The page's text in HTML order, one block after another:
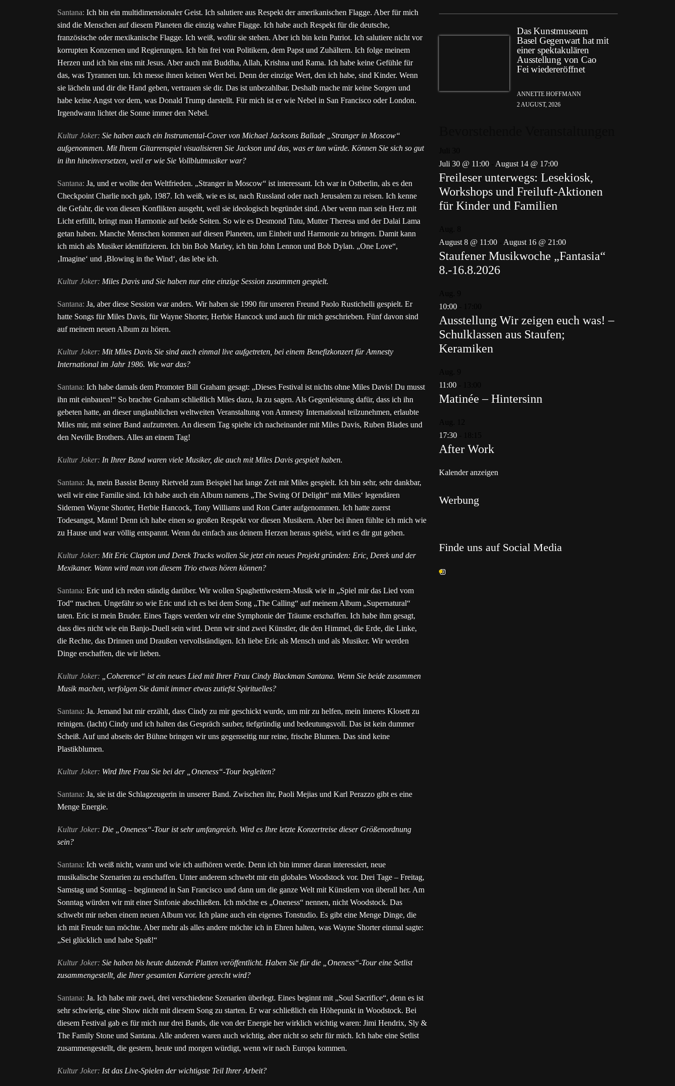
Santana: Ich bin ein multidimensionaler Geist. Ich salutiere aus Respekt der amerikanischen Flagge. Aber für mich
sind die Menschen auf diesem Planeten die einzig wahre Flagge. Ich habe auch Respekt für die deutsche,
französische oder mexikanische Flagge. Ich weiß, wofür sie stehen. Aber ich bin kein Patriot. Ich salutiere nicht vor
korrupten Konzernen und Regierungen. Ich bin frei von Politikern, dem Papst und Zuhältern. Ich folge meinem
Herzen und ich bin eins mit Jesus. Aber auch mit Buddha, Allah, Krishna und Rama. Ich habe keine Gefühle für
das, was Tyrannen tun. Ich messe ihnen keinen Wert bei. Denn der einzige Wert, den ich habe, sind Kinder. Wenn
sie lächeln und dir die Hand geben, vertrauen sie dir. Das ist unbezahlbar. Deshalb mache mir keine Sorgen und
habe keine Angst vor dem, was Donald Trump darstellt. Für mich ist er wie Nebel in San Francisco oder London.
Irgendwann lichtet die Sonne immer den Nebel.
Kultur Joker: Sie haben auch ein Instrumental-Cover von Michael Jacksons Ballade „Stranger in Moscow“
aufgenommen. Mit Ihrem Gitarrenspiel visualisieren Sie Jackson und das, was er tun würde. Können Sie sich so gut
in ihn hineinversetzen, weil er wie Sie Vollblutmusiker war?
Santana: Ja, und er wollte den Weltfrieden. „Stranger in Moscow“ ist interessant. Ich war in Ostberlin, als es den
Checkpoint Charlie noch gab, 1987. Ich weiß, wie es ist, nach Russland oder nach Jerusalem zu reisen. Ich kenne
die Gefahr, die von diesen Konflikten ausgeht, weil sie ideologisch begründet sind. Aber wenn man sein Herz mit
Licht erfüllt, bringt man Harmonie auf beide Seiten. So wie es Desmond Tutu, Mutter Theresa und der Dalai Lama
getan haben. Manche Menschen kommen auf diesen Planeten, um Einheit und Harmonie zu bringen. Damit kann
ich mich als Musiker identifizieren. Ich bin Bob Marley, ich bin John Lennon und Bob Dylan. „One Love“,
‚Imagine‘ und ‚Blowing in the Wind‘, das lebe ich.
Kultur Joker: Miles Davis und Sie haben nur eine einzige Session zusammen gespielt.
Santana: Ja, aber diese Session war anders. Wir haben sie 1990 für unseren Freund Paolo Rustichelli gespielt. Er
hatte Songs für Miles Davis, für Wayne Shorter, Herbie Hancock und auch für mich geschrieben. Fünf davon sind
auf meinem neuen Album zu hören.
Kultur Joker: Mit Miles Davis Sie sind auch einmal live aufgetreten, bei einem Benefizkonzert für Amnesty
International im Jahr 1986. Wie war das?
Santana: Ich habe damals dem Promoter Bill Graham gesagt: „Dieses Festival ist nichts ohne Miles Davis! Du musst
ihn mit einbauen!“ So brachte Graham schließlich Miles dazu, Ja zu sagen. Als Gegenleistung dafür, dass ich ihn
gebeten hatte, an dieser unglaublichen weltweiten Veranstaltung von Amnesty International teilzunehmen, erlaubte
Miles mir, mit seiner Band aufzutreten. An diesem Tag spielte ich nacheinander mit Miles Davis, Ruben Blades und
den Neville Brothers. Alles an einem Tag!
Kultur Joker: In Ihrer Band waren viele Musiker, die auch mit Miles Davis gespielt haben.
Santana: Ja, mein Bassist Benny Rietveld zum Beispiel hat lange Zeit mit Miles gespielt. Ich bin sehr, sehr dankbar,
weil wir eine Familie sind. Ich habe auch ein Album namens „The Swing Of Delight“ mit Miles‘ legendären
Sidemen Wayne Shorter, Herbie Hancock, Tony Williams und Ron Carter aufgenommen. Ich hatte zuerst
Todesangst, Mann! Denn ich habe einen so großen Respekt vor diesen Musikern. Aber bei ihnen fühlte ich mich wie
zu Hause und war völlig entspannt. Wenn du einfach aus deinem Herzen heraus spielst, wird es dir gut gehen.
Kultur Joker: Mit Eric Clapton und Derek Trucks wollen Sie jetzt ein neues Projekt gründen: Eric, Derek und der
Mexikaner. Wann wird man von diesem Trio etwas hören können?
Santana: Eric und ich reden ständig darüber. Wir wollen Spaghettiwestern-Musik wie in „Spiel mir das Lied vom
Tod“ machen. Ungefähr so wie Eric und ich es bei dem Song „The Calling“ auf meinem Album „Supernatural“
taten. Eric ist mein Bruder. Eines Tages werden wir eine Symphonie der Träume erschaffen. Ich habe ihm gesagt,
dass dies nicht wie ein Banjo-Duell sein wird. Denn wir sind zwei Künstler, die den Himmel, die Erde, die Linke,
die Rechte, das Drinnen und Draußen vervollständigen. Ich liebe Eric als Mensch und als Musiker. Wir werden
Dinge erschaffen, die wir lieben.
Kultur Joker: „Coherence“ ist ein neues Lied mit Ihrer Frau Cindy Blackman Santana. Wenn Sie beide zusammen
Musik machen, verfolgen Sie damit immer etwas zutiefst Spirituelles?
Santana: Ja. Jemand hat mir erzählt, dass Cindy zu mir geschickt wurde, um mir zu helfen, mein inneres Klosett zu
reinigen. (lacht) Cindy und ich halten das Gespräch sauber, tiefgründig und bedeutungsvoll. Das ist kein dummer
Scheiß. Auf und abseits der Bühne bringen wir uns gegenseitig nur reine, frische Blumen. Das sind keine
Plastikblumen.
Kultur Joker: Wird Ihre Frau Sie bei der „Oneness“-Tour begleiten?
Santana: Ja, sie ist die Schlagzeugerin in unserer Band. Zwischen ihr, Paoli Mejias und Karl Perazzo gibt es eine
Menge Energie.
Kultur Joker: Die „Oneness“-Tour ist sehr umfangreich. Wird es Ihre letzte Konzertreise dieser Größenordnung
sein?
Santana: Ich weiß nicht, wann und wie ich aufhören werde. Denn ich bin immer daran interessiert, neue
musikalische Szenarien zu erschaffen. Unter anderem schwebt mir ein globales Woodstock vor. Drei Tage – Freitag,
Samstag und Sonntag – beginnend in San Francisco und dann um die ganze Welt mit Künstlern von überall her. Am
Sonntag würden wir mit einer Sinfonie abschließen. Ich möchte es „Oneness“ nennen, nicht Woodstock. Das
schwebt mir neben einem neuen Album vor. Ich plane auch ein eigenes Tonstudio. Es gibt eine Menge Dinge, die
ich mit Freude tun möchte. Aber mehr als alles andere möchte ich in Ehren halten, was Wayne Shorter einmal sagte:
„Sei glücklich und habe Spaß!“
Kultur Joker: Sie haben bis heute dutzende Platten veröffentlicht. Haben Sie für die „Oneness“-Tour eine Setlist
zusammengestellt, die Ihrer gesamten Karriere gerecht wird?
Santana: Ja. Ich habe mir zwei, drei verschiedene Szenarien überlegt. Eines beginnt­ mit „Soul Sacrifice“, denn es ist
sehr schwierig, eine Show nicht mit diesem Song zu starten. Er war schließlich ein Höhepunkt in Woodstock. Bei
diesem Festival gab es für mich nur drei Bands, die von der Energie her wirklich wichtig waren: Jimi Hendrix, Sly &
The Family Stone und Santana. Alle anderen waren auch wichtig, aber nicht so sehr für mich. Ich habe eine Setlist
zusammengestellt, die gestern, heute und morgen würdigt, wenn wir nach Europa kommen.
Kultur Joker: Ist das Live-Spielen der wichtigste Teil Ihrer Arbeit?
Das Kunstmuseum
Basel Gegenwart hat mit
einer spektakulären
Ausstellung von Cao
Fei wiedereröffnet
ANNETTE HOFFMANN
2 AUGUST, 2026
Juli 30 @ 11:00
August 14 @ 17:00
Freileser unterwegs: Lesekiosk,
Workshops und Freiluft-Aktionen
für Kinder und Familien
August 8 @ 11:00
August 16 @ 21:00
Staufener Musikwoche „Fantasia“
8.-16.8.2026
10:00
Ausstellung Wir zeigen euch was! –
Schulklassen aus Staufen;
Keramiken
11:00
Matinée – Hintersinn
17:30
After Work
Kalender anzeigen
Werbung
Finde uns auf Social Media